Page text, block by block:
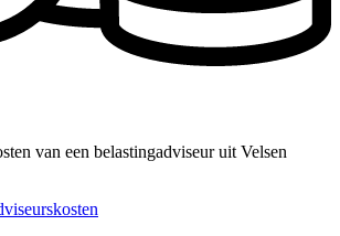
van een belastingadviseur uit Velsen